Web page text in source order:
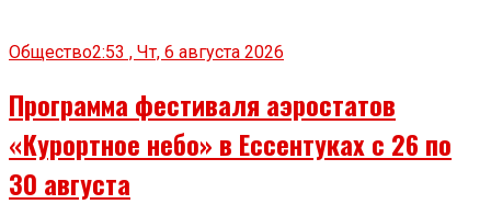
Общество2:53 , Чт, 6 августа 2026
Программа фестиваля аэростатов
«Курортное небо» в Ессентуках с 26 по
30 августа